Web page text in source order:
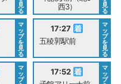
見
る
西3）
見
る
マ
ッ
プ
を
見
る
17:27
五稜郭駅前
マ
ッ
プ
を
見
る
マ
ッ
プ
17:52
マ
ッ
プ